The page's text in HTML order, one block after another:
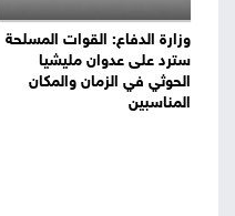
وزارة الدفاع: القوات المسلحة
سترد على عدوان مليشيا
الحوثي في الزمان والمكان
المناسبين